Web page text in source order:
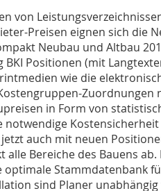
von
Preisen eignen sich die
Neubau und Altbau
BKI Positionen (mit
wie die
Zuordnungen
in Form von
notwendige
auch mit neuen
alle Bereiche des Bauens
optimale Stammdatenbank
sind Planer